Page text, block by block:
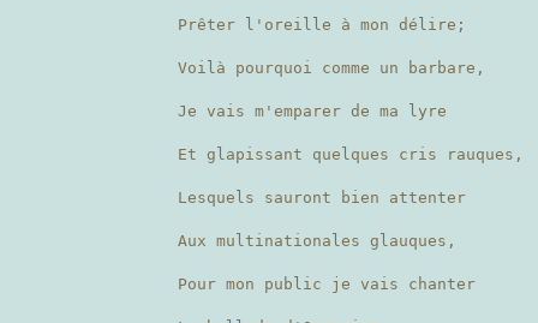
Prêter l'oreille à mon délire;
Voilà pourquoi comme un barbare,
Je vais m'emparer de ma lyre
Et glapissant quelques cris rauques,
Lesquels sauront bien attenter
Aux multinationales glauques,
Pour mon public je vais chanter